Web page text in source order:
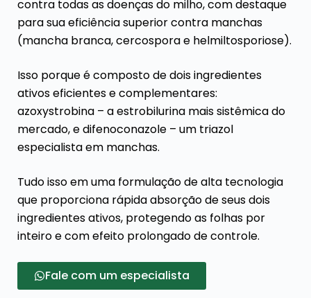
contra todas as doenças do milho, com destaque
para sua eficiência superior contra manchas
(mancha branca, cercospora e helmiltosporiose).
Isso porque é composto de dois ingredientes
ativos eficientes e complementares:
azoxystrobina – a estrobilurina mais sistêmica do
mercado, e difenoconazole – um triazol
especialista em manchas.
Tudo isso em uma formulação de alta tecnologia
que proporciona rápida absorção de seus dois
ingredientes ativos, protegendo as folhas por
inteiro e com efeito prolongado de controle.
Fale com um especialista